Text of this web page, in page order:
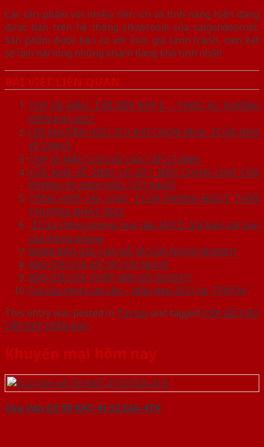
Các sản phẩm với nhiều tiện ích và tính năng hiện đang
được bán trên hệ thống showroom của saigondoor.net.
Sản phẩm được bán ra với mức giá cạnh tranh, cam kết
sẽ làm hài lòng những khách hàng khó tính nhất!
BÀI VIẾT LIÊN QUAN
TOP 50 MẪU【KỆ BẾP ĐẸP】- THEO XU HƯỚNG
HIỆN ĐẠI 2021
LỜI KHUYÊN HỮU ÍCH KHI CHỌN MUA【CỬA NHÀ
VỆ SINH】
TOP 10 MẪU CỬA GỖ CAO CẤP 2 CÁNH
CỬA NHÀ VỆ SINH LÀ GÌ?| NÊN CHỌN LOẠI CỬA
PHÒNG VỆ SINH NÀO TỐT NHẤT
TỔNG HỢP CÁC LOẠI 【CỬA PHÒNG NGỦ】THỜI
THƯỢNG NHẤT 2022
【Cửa thông phòng loại nào tốt?】Giá bán các loại
cửa thông phòng
BẢNG BÁO GIÁ CỬA GỖ VÀ CỬA NHỰA [8/2021]
BÁO GIÁ CỬA GỖ VÀ CỬA NHỰA
BÁO GIÁ CỬA THÉP VÂN GỖ [8/2021]
Giá cửa nhựa cao cấp – Mẫu đẹp 2021 tại TPHCM
This entry was posted in Tin tứcand tagged CỬA GỖ CAO
CẤP ĐẸP HIỆN ĐẠI.
Khuyến mại hôm nay
Cửa Vân Gỗ 5D KAT-41.52.52A-4TK